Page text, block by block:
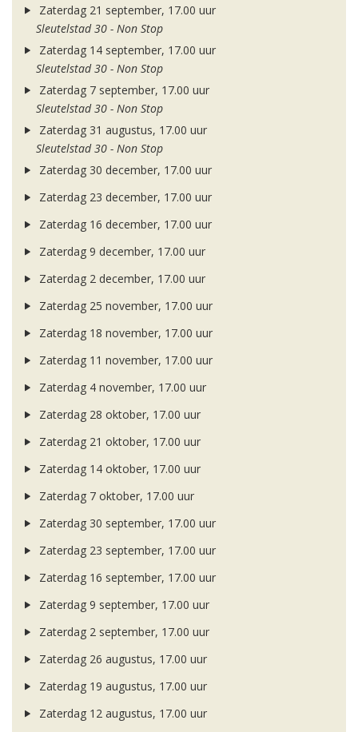
Zaterdag 21 september, 17.00 uur
Sleutelstad 30 - Non Stop
Zaterdag 14 september, 17.00 uur
Sleutelstad 30 - Non Stop
Zaterdag 7 september, 17.00 uur
Sleutelstad 30 - Non Stop
Zaterdag 31 augustus, 17.00 uur
Sleutelstad 30 - Non Stop
Zaterdag 30 december, 17.00 uur
Zaterdag 23 december, 17.00 uur
Zaterdag 16 december, 17.00 uur
Zaterdag 9 december, 17.00 uur
Zaterdag 2 december, 17.00 uur
Zaterdag 25 november, 17.00 uur
Zaterdag 18 november, 17.00 uur
Zaterdag 11 november, 17.00 uur
Zaterdag 4 november, 17.00 uur
Zaterdag 28 oktober, 17.00 uur
Zaterdag 21 oktober, 17.00 uur
Zaterdag 14 oktober, 17.00 uur
Zaterdag 7 oktober, 17.00 uur
Zaterdag 30 september, 17.00 uur
Zaterdag 23 september, 17.00 uur
Zaterdag 16 september, 17.00 uur
Zaterdag 9 september, 17.00 uur
Zaterdag 2 september, 17.00 uur
Zaterdag 26 augustus, 17.00 uur
Zaterdag 19 augustus, 17.00 uur
Zaterdag 12 augustus, 17.00 uur